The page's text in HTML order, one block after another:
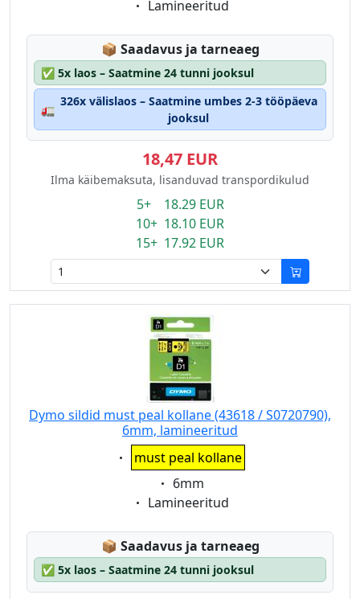
Eigenschaft:
Lamineeritud
📦 Lagerstatus:
Saadavus ja tarneaeg
✅ 5x laos – Saatmine 24 tunni jooksul
🚛
326x välislaos – Saatmine umbes 2-3 tööpäeva
jooksul
18,47 EUR
Ilma käibemaksuta, lisanduvad transpordikulud
5+ 18.29 EUR
10+ 18.10 EUR
15+ 17.92 EUR
Dymo sildid must peal kollane (43618 / S0720790),
6mm, lamineeritud
Eigenschaft:
must peal kollane
Eigenschaft:
6mm
Eigenschaft:
Lamineeritud
📦 Lagerstatus:
Saadavus ja tarneaeg
✅ 5x laos – Saatmine 24 tunni jooksul